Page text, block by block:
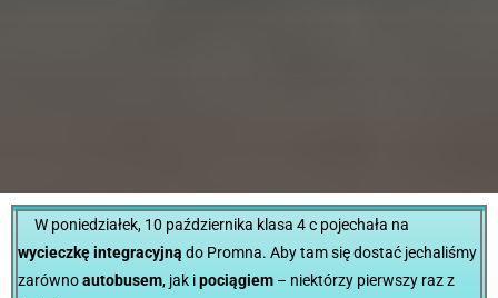
W poniedziałek, 10 października klasa 4 c pojechała na
wycieczkę integracyjną do Promna. Aby tam się dostać jechaliśmy
zarównoautobusem, jak ipociągiem – niektórzy pierwszy raz z